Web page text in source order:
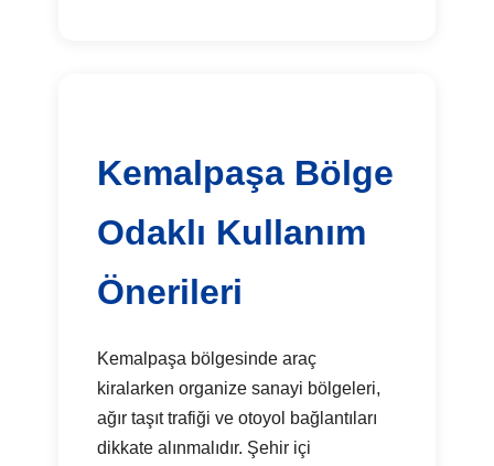
Kemalpaşa Bölge
Odaklı Kullanım
Önerileri
Kemalpaşa bölgesinde araç
kiralarken organize sanayi bölgeleri,
ağır taşıt trafiği ve otoyol bağlantıları
dikkate alınmalıdır. Şehir içi